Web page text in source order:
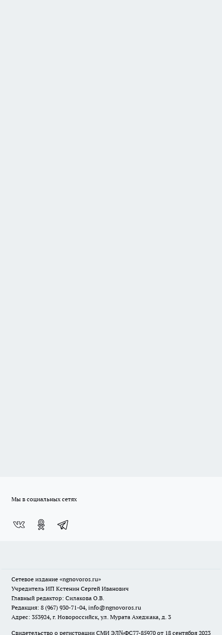
Мы в социальных сетях
Сетевое издание «ngnovoros.ru»
Учредитель ИП Кстенин Сергей Иванович
Главный редактор: Силакова О.В.
Редакция: 8 (967) 930-71-04, info@ngnovoros.ru
Адрес: 353924, г. Новороссийск, ул. Мурата Ахеджака, д. 3
Свидетельство о регистрации СМИ ЭЛ№ФС77-85970 от 18 сентября 2023